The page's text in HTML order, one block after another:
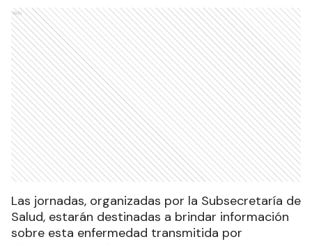
Ads
Las jornadas, organizadas por la Subsecretaría de
Salud, estarán destinadas a brindar información
sobre esta enfermedad transmitida por